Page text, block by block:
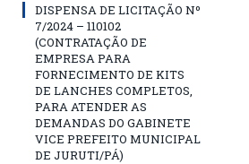
DISPENSA DE LICITAÇÃO Nº
7/2024 – 110102
(CONTRATAÇÃO DE
EMPRESA PARA
FORNECIMENTO DE KITS
DE LANCHES COMPLETOS,
PARA ATENDER AS
DEMANDAS DO GABINETE
VICE PREFEITO MUNICIPAL
DE JURUTI/PÁ)